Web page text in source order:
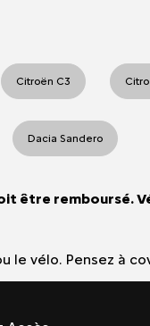
Citroën C3
Dacia Sandero
être remboursé.
le vélo. Pensez à